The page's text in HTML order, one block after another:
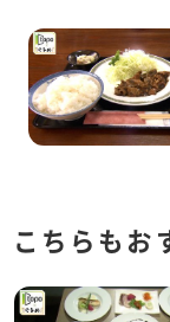
こちらもお